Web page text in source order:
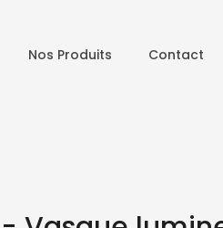
Nos Produits Contact